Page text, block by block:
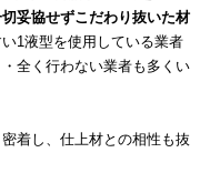
妥協せずこだわり抜いた材
1液型を使用している業者
全く行わない業者も多くい
着し、仕上材との相性も抜